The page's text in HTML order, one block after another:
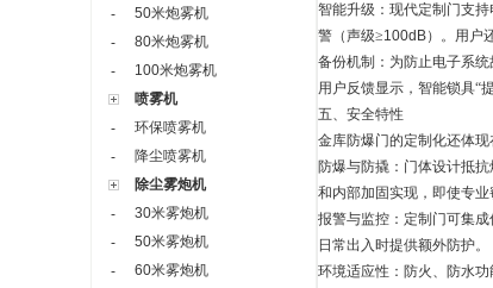
-
50米炮雾机
-
80米炮雾机
-
100米炮雾机
喷雾机
-
环保喷雾机
-
降尘喷雾机
除尘雾炮机
-
30米雾炮机
-
50米雾炮机
-
60米雾炮机
智能升级：现代定制门支
警（声级≥100dB）。用户
备份机制：为防止电子系
用户反馈显示，智能锁具“
五、安全特性
金库防爆门的定制化还体
防爆与防撬：门体设计抵
和内部加固实现，即使专
报警与监控：定制门可集
日常出入时提供额外防护。
环境适应性：防火、防水